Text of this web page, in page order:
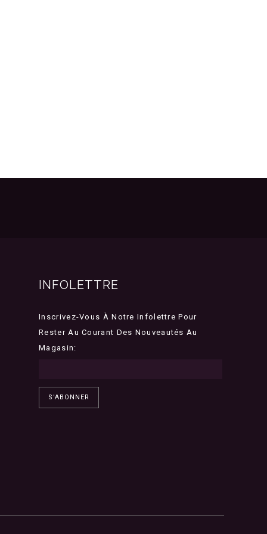
INFOLETTRE
Inscrivez-Vous À Notre Infolettre Pour
Rester Au Courant Des Nouveautés Au
Magasin:
S'ABONNER